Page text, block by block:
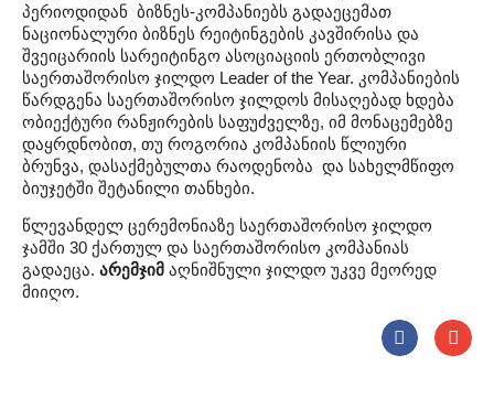
პერიოდიდან ბიზნეს-კომპანიებს გადაეცემათ
ნაციონალური ბიზნეს რეიტინგების კავშირისა და
შვეიცარიის სარეიტინგო ასოციაციის ერთობლივი
საერთაშორისო ჯილდო Leader of the Year. კომპანიების
წარდგენა საერთაშორისო ჯილდოს მისაღებად ხდება
ობიექტური რანჟირების საფუძველზე, იმ მონაცემებზე
დაყრდნობით, თუ როგორია კომპანიის წლიური
ბრუნვა, დასაქმებულთა რაოდენობა და სახელმწიფო
ბიუჯეტში შეტანილი თანხები.
წლევანდელ ცერემონიაზე საერთაშორისო ჯილდო
ჯამში 30 ქართულ და საერთაშორისო კომპანიას
გადაეცა. არემჯიმ აღნიშნული ჯილდო უკვე მეორედ
მიიღო.